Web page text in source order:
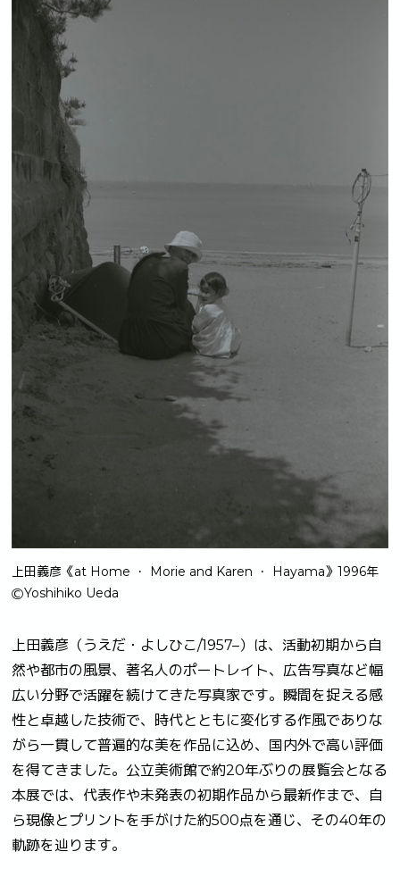
上田義彦《at Home ・ Morie and Karen ・ Hayama》1996年
ⒸYoshihiko Ueda
上田義彦（うえだ・よしひこ/1957–）は、活動初期から自
然や都市の風景、著名人のポートレイト、広告写真など幅
広い分野で活躍を続けてきた写真家です。瞬間を捉える感
性と卓越した技術で、時代とともに変化する作風でありな
がら一貫して普遍的な美を作品に込め、国内外で高い評価
を得てきました。公立美術館で約20年ぶりの展覧会となる
本展では、代表作や未発表の初期作品から最新作まで、自
ら現像とプリントを手がけた約500点を通じ、その40年の
軌跡を辿ります。